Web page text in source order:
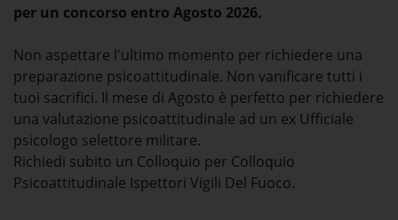
per un concorso entro Agosto 2026.
Non aspettare l'ultimo momento per richiedere una
preparazione psicoattitudinale. Non vanificare tutti i
tuoi sacrifici. Il mese di Agosto è perfetto per richiedere
una valutazione psicoattitudinale ad un ex Ufficiale
psicologo selettore militare.
Richiedi subito un Colloquio per Colloquio
Psicoattitudinale Ispettori Vigili Del Fuoco.